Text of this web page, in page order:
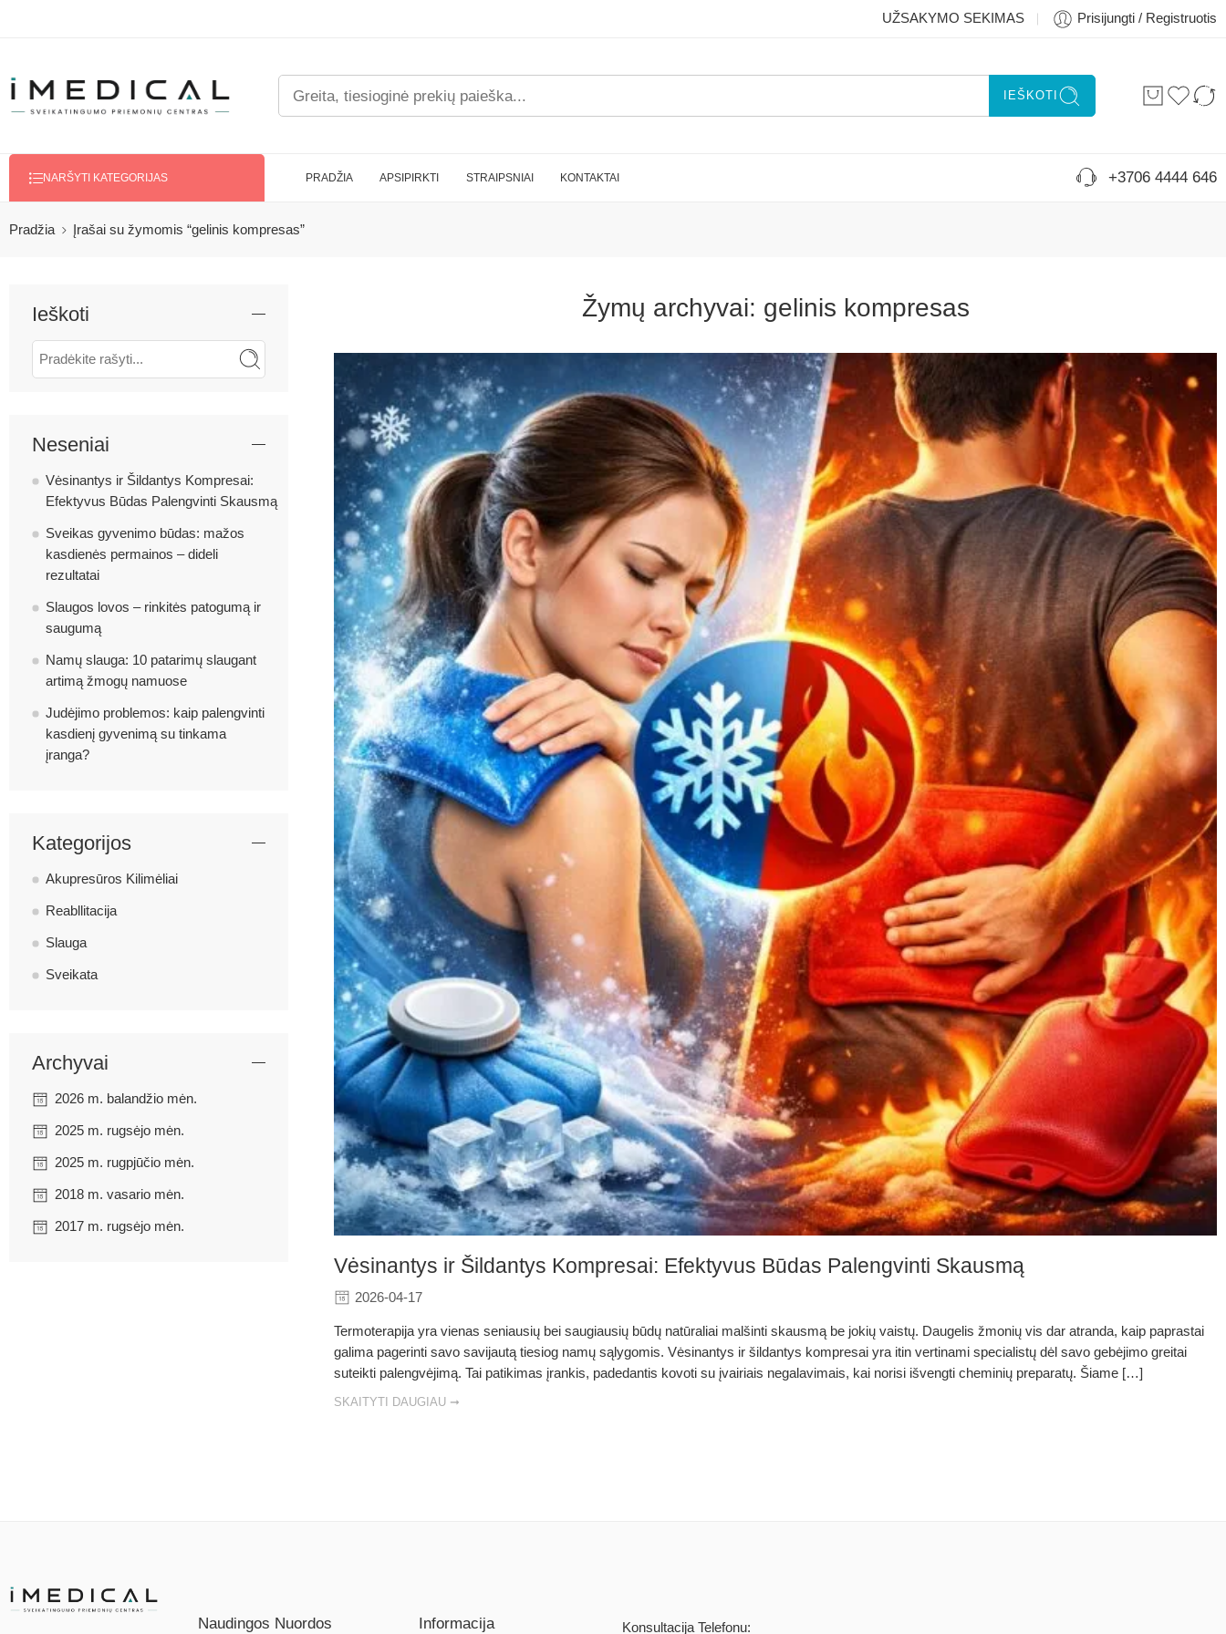
UŽSAKYMO SEKIMAS Prisijungti / Registruotis
IEŠKOTI
NARŠYTI KATEGORIJAS PRADŽIA APSIPIRKTI STRAIPSNIAI KONTAKTAI +3706 4444 646
Pradžia Įrašai su žymomis “gelinis kompresas”
Žymų archyvai: gelinis kompresas
Vėsinantys ir Šildantys Kompresai: Efektyvus Būdas Palengvinti Skausmą
2026-04-17
Termoterapija yra vienas seniausių bei saugiausių būdų natūraliai malšinti skausmą be jokių vaistų. Daugelis žmonių vis dar atranda, kaip paprastai
galima pagerinti savo savijautą tiesiog namų sąlygomis. Vėsinantys ir šildantys kompresai yra itin vertinami specialistų dėl savo gebėjimo greitai
suteikti palengvėjimą. Tai patikimas įrankis, padedantis kovoti su įvairiais negalavimais, kai norisi išvengti cheminių preparatų. Šiame […]
SKAITYTI DAUGIAU ➞
Ieškoti
Neseniai
Vėsinantys ir Šildantys Kompresai:
Efektyvus Būdas Palengvinti Skausmą
Sveikas gyvenimo būdas: mažos
kasdienės permainos – dideli
rezultatai
Slaugos lovos – rinkitės patogumą ir
saugumą
Namų slauga: 10 patarimų slaugant
artimą žmogų namuose
Judėjimo problemos: kaip palengvinti
kasdienį gyvenimą su tinkama
įranga?
Kategorijos
Akupresūros Kilimėliai
Reabllitacija
Slauga
Sveikata
Archyvai
2026 m. balandžio mėn.
2025 m. rugsėjo mėn.
2025 m. rugpjūčio mėn.
2018 m. vasario mėn.
2017 m. rugsėjo mėn.
Naudingos Nuordos Informacija Konsultacija Telefonu: